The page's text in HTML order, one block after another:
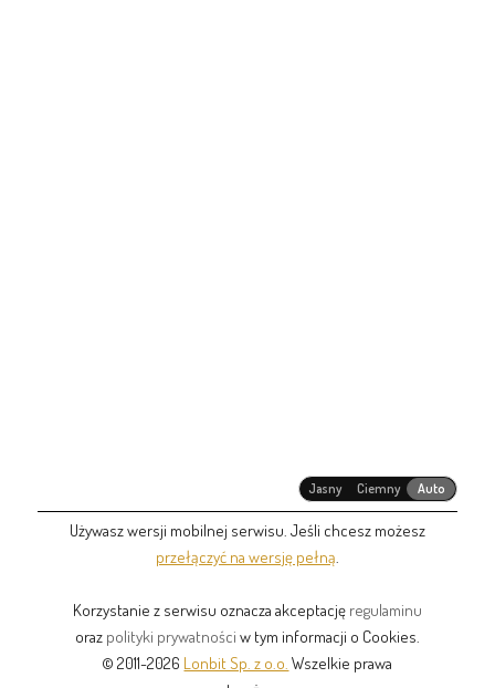
Jasny Ciemny Auto
Używasz wersji mobilnej serwisu. Jeśli chcesz możesz
przełączyć na wersję pełną
Korzystanie z serwisu oznacza akceptację regulaminu
oraz polityki prywatności w tym informacji o Cookies.
© 2011-2026 Lonbit Sp. z o.o. Wszelkie prawa